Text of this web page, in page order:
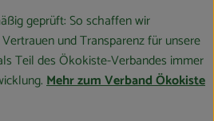
geprüft: So schaffen wir
und Transparenz für unsere
Teil des Ökokiste-Verbandes immer
Mehr zum Verband Ökokiste